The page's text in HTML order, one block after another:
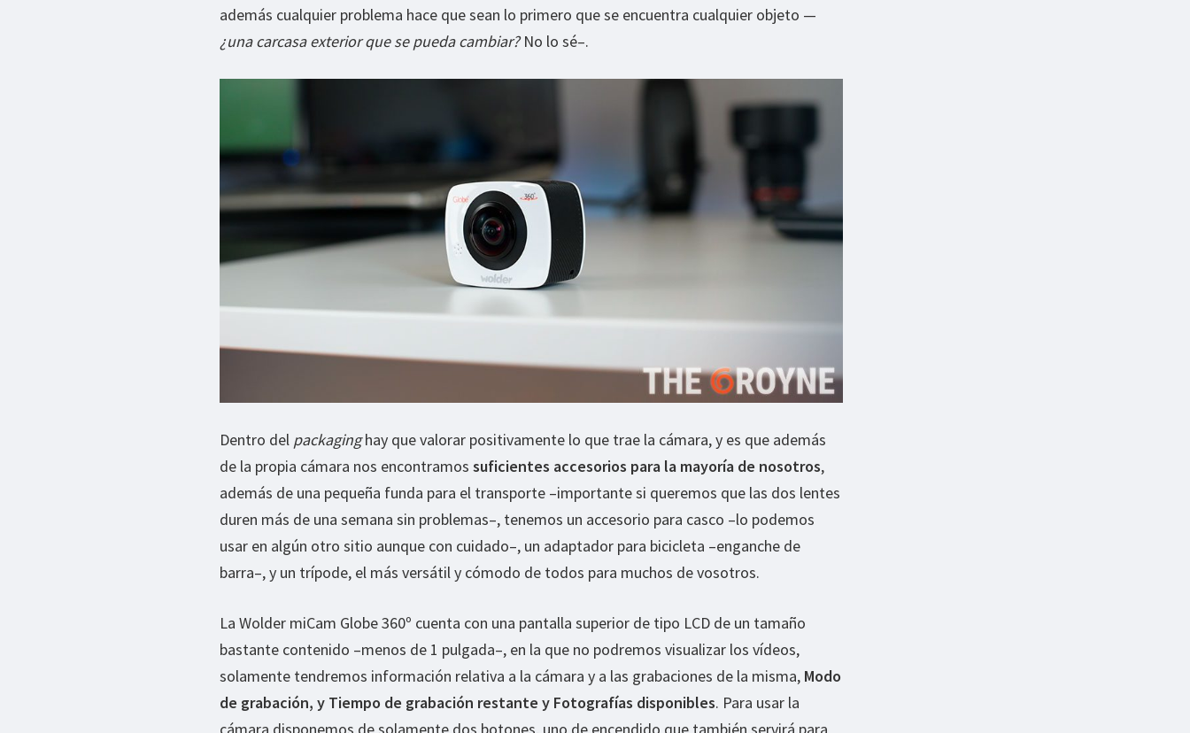
además cualquier problema hace que sean lo primero que se encuentra cualquier objeto —
¿una carcasa exterior que se pueda cambiar?No lo sé–.
Dentro del packaginghay que valorar positivamente lo que trae la cámara, y es que además
de la propia cámara nos encontramos suficientes accesorios para la mayoría de nosotros,
además de una pequeña funda para el transporte –importante si queremos que las dos lentes
duren más de una semana sin problemas–, tenemos un accesorio para casco –lo podemos
usar en algún otro sitio aunque con cuidado–, un adaptador para bicicleta –enganche de
barra–, y un trípode, el más versátil y cómodo de todos para muchos de vosotros.
La Wolder miCam Globe 360º cuenta con una pantalla superior de tipo LCD de un tamaño
bastante contenido –menos de 1 pulgada–, en la que no podremos visualizar los vídeos,
solamente tendremos información relativa a la cámara y a las grabaciones de la misma, Modo
de grabación, y Tiempo de grabación restante y Fotografías disponibles. Para usar la
cámara disponemos de solamente dos botones, uno de encendido que también servirá para